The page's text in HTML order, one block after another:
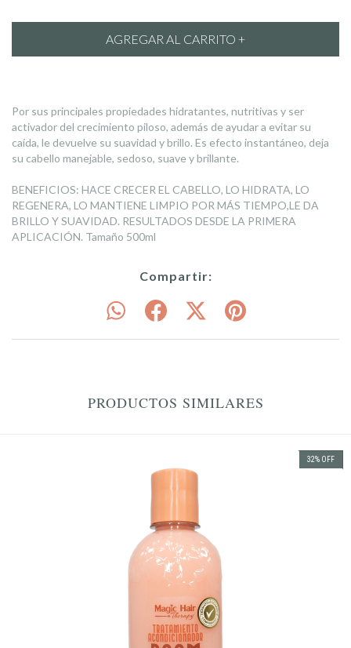
Por sus principales propiedades hidratantes, nutritivas y ser
activador del crecimiento piloso, además de ayudar a evitar su
caída, le devuelve su suavidad y brillo. Es efecto instantáneo, deja
su cabello manejable, sedoso, suave y brillante.
BENEFICIOS: HACE CRECER EL CABELLO, LO HIDRATA, LO
REGENERA, LO MANTIENE LIMPIO POR MÁS TIEMPO,LE DA
BRILLO Y SUAVIDAD. RESULTADOS DESDE LA PRIMERA
APLICACIÓN. Tamaño 500ml
Compartir:
PRODUCTOS SIMILARES
32% OFF